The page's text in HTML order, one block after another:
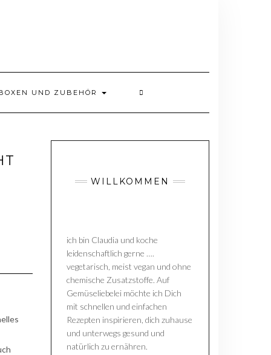
UND ZUBEHÖR
WILLKOMMEN
ich bin Claudia und koche
leidenschaftlich gerne ….
vegetarisch, meist vegan und ohne
chemische Zusatzstoffe. Auf
Gemüseliebelei möchte ich Dich
mit schnellen und einfachen
Rezepten inspirieren, dich zuhause
und unterwegs gesund und
natürlich zu ernähren.